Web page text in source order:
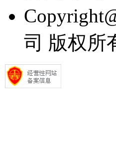
司 版权所